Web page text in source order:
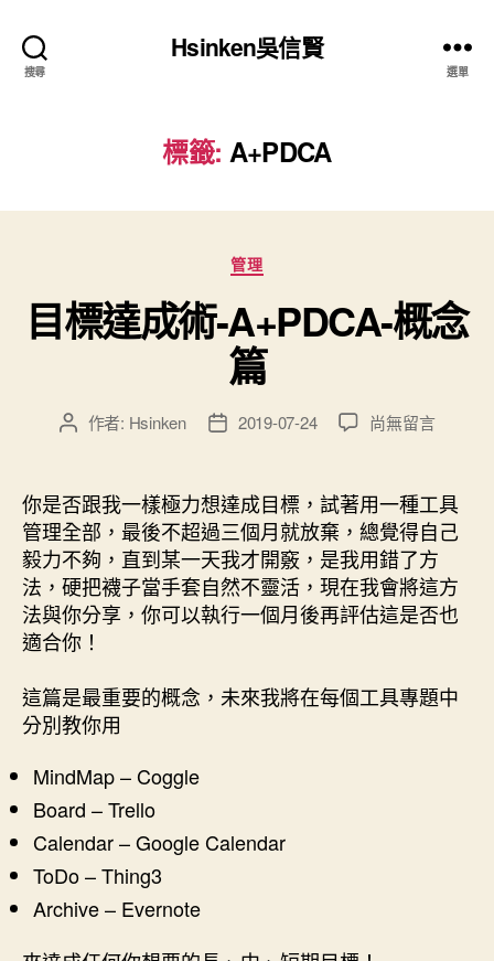
搜尋
Hsinken吳信賢
選單
標籤: A+PDCA
分
類
管理
目標達成術-A+PDCA-概念
篇
文
者
作者: Hsinken
文
佈
日
期
2019-07-24
在
達
成
術-
A+PDCA-
概
念
尚無留言
你是否跟我一樣極力想達成目標，試著用一種工具
管理全部，最後不超過三個月就放棄，總覺得自己
毅力不夠，直到某一天我才開竅，是我用錯了方
法，硬把襪子當手套自然不靈活，現在我會將這方
法與你分享，你可以執行一個月後再評估這是否也
適合你！
這篇是最重要的概念，未來我將在每個工具專題中
分別教你用
MindMap – Coggle
Board – Trello
Calendar – Google Calendar
ToDo – Thing3
Archive – Evernote